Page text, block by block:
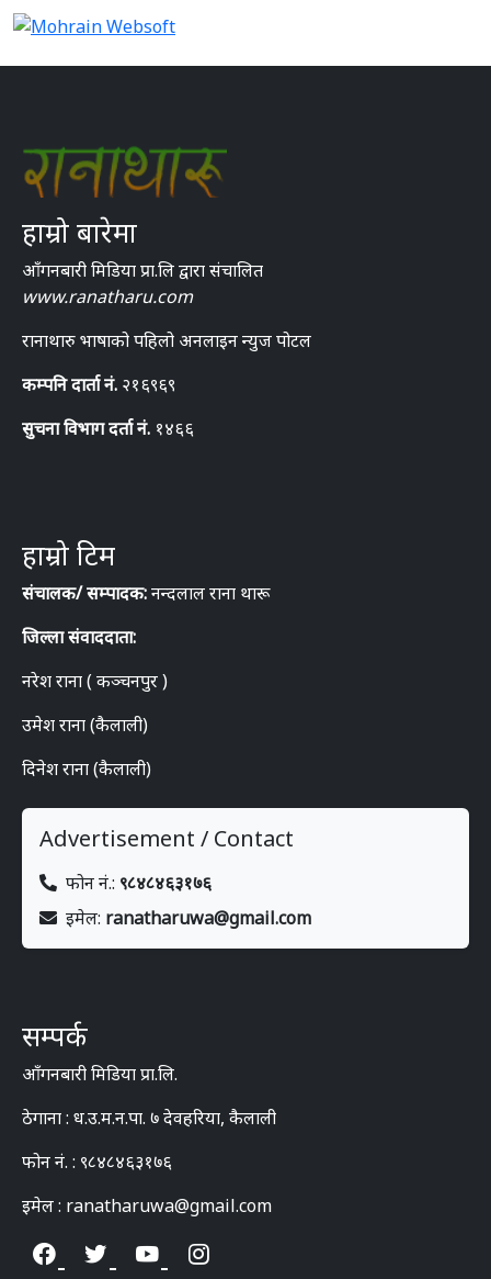
हाम्रो बारेमा
आँगनबारी मिडिया प्रा.लि द्वारा संचालित
www.ranatharu.com
रानाथारु भाषाको पहिलो अनलाइन न्युज पोटल
कम्पनि दार्ता नं. २१६९६९
सुचना विभाग दर्ता नं. १४६६
हाम्रो टिम
संचालक/ सम्पादक:नन्दलाल राना थारू
जिल्ला संवाददाता:
नरेश राना ( कञ्चनपुर )
उमेश राना (कैलाली)
दिनेश राना (कैलाली)
Advertisement / Contact
फोन नं.: ९८४८४६३१७६
इमेल: ranatharuwa@gmail.com
सम्पर्क
आँगनबारी मिडिया प्रा.लि.
ठेगाना : ध.उ.म.न.पा. ७ देवहरिया, कैलाली
फोन नं. : ९८४८४६३१७६
इमेल : ranatharuwa@gmail.com